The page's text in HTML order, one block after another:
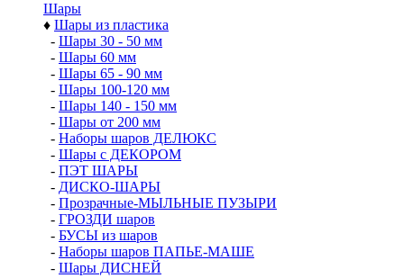
Шары
♦ Шары из пластика
- Шары 30 - 50 мм
- Шары 60 мм
- Шары 65 - 90 мм
- Шары 100-120 мм
- Шары 140 - 150 мм
- Шары от 200 мм
- Наборы шаров ДЕЛЮКС
- Шары с ДЕКОРОМ
- ПЭТ ШАРЫ
- ДИСКО-ШАРЫ
- Прозрачные-МЫЛЬНЫЕ ПУЗЫРИ
- ГРОЗДИ шаров
- БУСЫ из шаров
- Наборы шаров ПАПЬЕ-МАШЕ
- Шары ДИСНЕЙ